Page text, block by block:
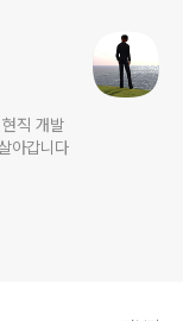
직 개발
아갑니다